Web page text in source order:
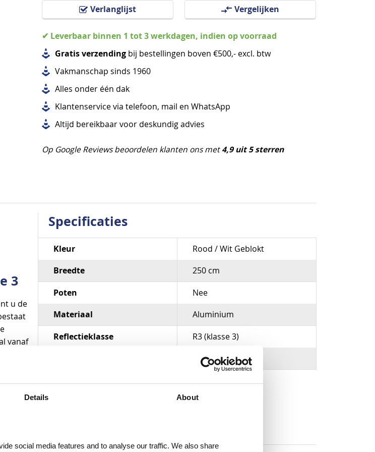
Details About
social media features and to analyse our traffic. We also share
Verlanglijst Vergelijken
✔ Leverbaar binnen 1 tot 3 werkdagen, indien op voorraad
Gratis verzending bij bestellingen boven €500,- excl. btw
Vakmanschap sinds 1960
Alles onder één dak
Klantenservice via telefoon, mail en WhatsApp
Altijd bereikbaar voor deskundig advies
Op Google Reviews beoordelen klanten ons met4,9 uit 5 sterren
3
u de
vanaf
set
kunt
Specificaties
Specificaties
Kleur Rood / Wit Geblokt
Breedte 250 cm
Poten Nee
Materiaal Aluminium
Reflectieklasse R3 (klasse 3)